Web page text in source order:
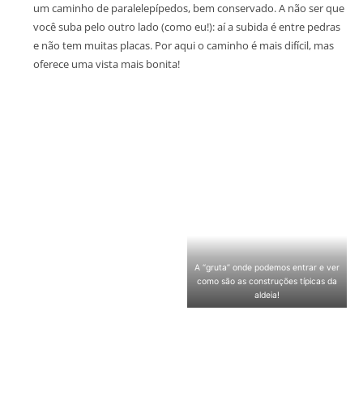
um caminho de paralelepípedos, bem conservado. A não ser que
você suba pelo outro lado (como eu!): aí a subida é entre pedras
e não tem muitas placas. Por aqui o caminho é mais difícil, mas
oferece uma vista mais bonita!
A “gruta” onde podemos entrar e ver
como são as construções típicas da
aldeia!